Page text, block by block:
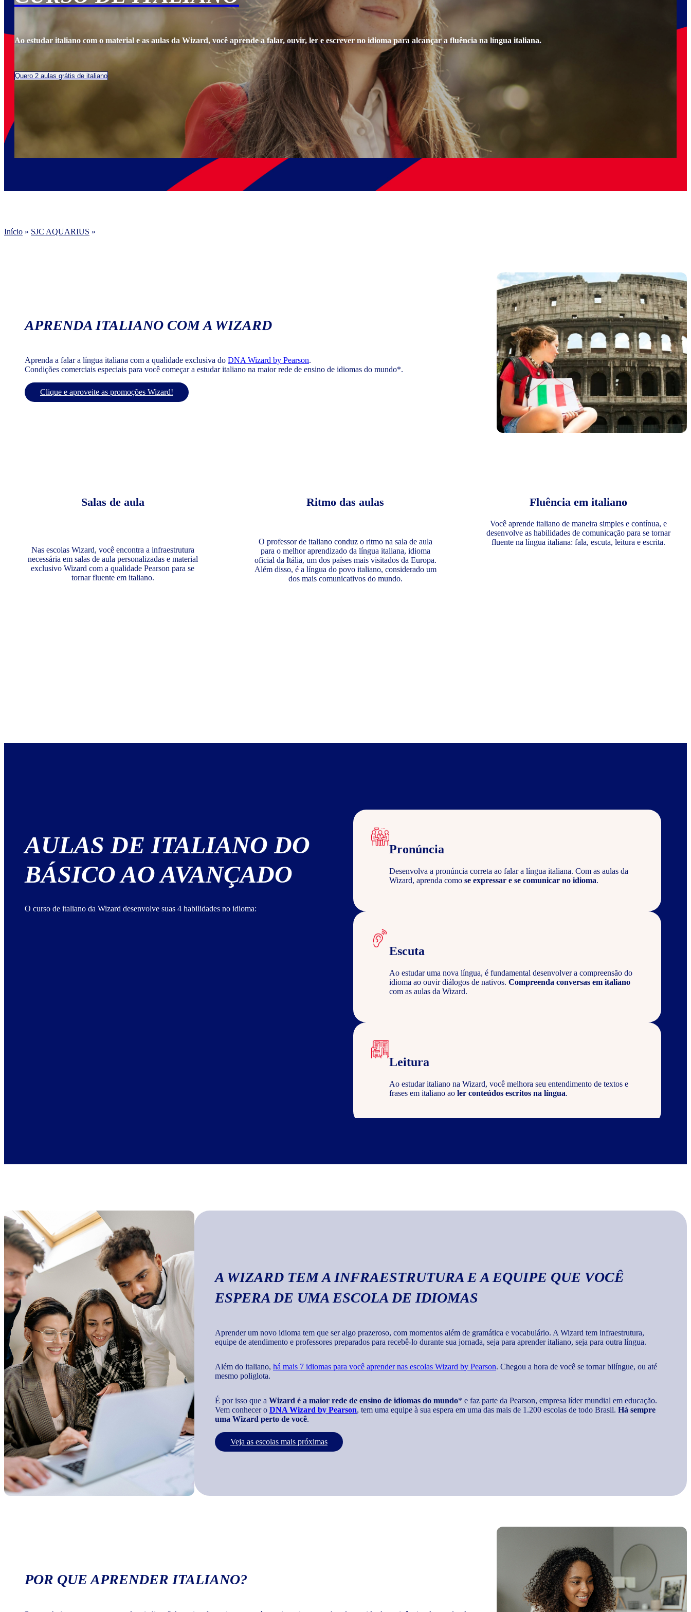
Ao estudar italiano com o material e as aulas da Wizard, você aprende a falar, ouvir, ler e escrever no idioma para alcançar a fluência na língua italiana.
Quero 2 aulas grátis de italiano
Início » SJC AQUARIUS »
APRENDA ITALIANO COM A WIZARD
Aprenda a falar a língua italiana com a qualidade exclusiva do DNA Wizard by Pearson.
Condições comerciais especiais para você começar a estudar italiano na maior rede de ensino de idiomas do mundo*.
Clique e aproveite as promoções Wizard!
Salas de aula
Nas escolas Wizard, você encontra a infraestrutura
necessária em salas de aula personalizadas e material
exclusivo Wizard com a qualidade Pearson para se
tornar fluente em italiano.
Ritmo das aulas
O professor de italiano conduz o ritmo na sala de aula
para o melhor aprendizado da língua italiana, idioma
oficial da Itália, um dos países mais visitados da Europa.
Além disso, é a língua do povo italiano, considerado um
dos mais comunicativos do mundo.
Fluência em italiano
Você aprende italiano de maneira simples e contínua, e
desenvolve as habilidades de comunicação para se tornar
fluente na língua italiana: fala, escuta, leitura e escrita.
AULAS DE ITALIANO DO
BÁSICO AO AVANÇADO
O curso de italiano da Wizard desenvolve suas 4 habilidades no idioma:
Pronúncia
Desenvolva a pronúncia correta ao falar a língua italiana. Com as aulas da
Wizard, aprenda como se expressar e se comunicar no idioma.
Escuta
Ao estudar uma nova língua, é fundamental desenvolver a compreensão do
idioma ao ouvir diálogos de nativos. Compreenda conversas em italiano
com as aulas da Wizard.
Leitura
Ao estudar italiano na Wizard, você melhora seu entendimento de textos e
frases em italiano ao ler conteúdos escritos na língua.
Escrita
A WIZARD TEM A INFRAESTRUTURA E A EQUIPE QUE VOCÊ
ESPERA DE UMA ESCOLA DE IDIOMAS
Aprender um novo idioma tem que ser algo prazeroso, com momentos além de gramática e vocabulário. A Wizard tem infraestrutura,
equipe de atendimento e professores preparados para recebê-lo durante sua jornada, seja para aprender italiano, seja para outra língua.
Além do italiano, há mais 7 idiomas para você aprender nas escolas Wizard by Pearson. Chegou a hora de você se tornar bilíngue, ou até
mesmo poliglota.
É por isso que a Wizard é a maior rede de ensino de idiomas do mundo* e faz parte da Pearson, empresa líder mundial em educação.
Vem conhecer o DNA Wizard by Pearson, tem uma equipe à sua espera em uma das mais de 1.200 escolas de todo Brasil. Há sempre
uma Wizard perto de você.
Veja as escolas mais próximas
POR QUE APRENDER ITALIANO?